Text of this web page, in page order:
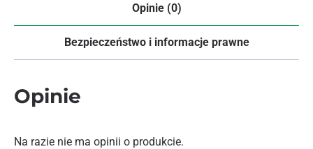
Opinie (0)
Bezpieczeństwo i informacje prawne
Opinie
Na razie nie ma opinii o produkcie.